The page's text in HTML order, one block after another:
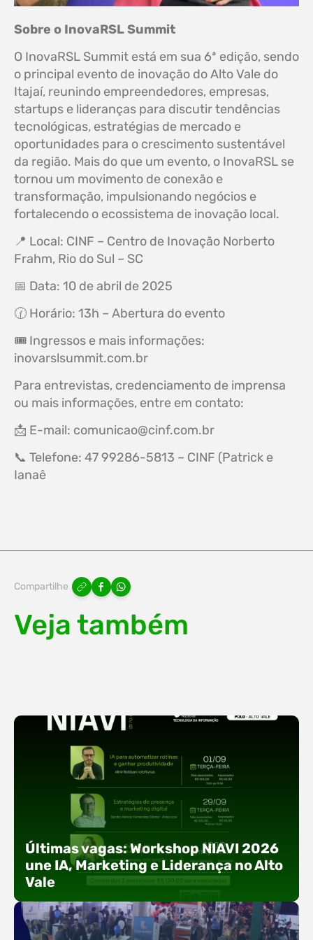
Sobre o InovaRSL Summit
O InovaRSL Summit está em sua 6ª edição, sendo
o principal evento de inovação do Alto Vale do
Itajaí, reunindo empreendedores, empresas,
startups e lideranças para discutir tendências
tecnológicas, estratégias de mercado e
oportunidades para o crescimento sustentável
da região. Mais do que um evento, o InovaRSL se
tornou um movimento de conexão e
transformação, impulsionando negócios e
fortalecendo o ecossistema de inovação local.
📍 Local: CINF – Centro de Inovação Norberto
Frahm, Rio do Sul – SC
📅 Data: 10 de abril de 2025
🕜 Horário: 13h – Abertura do evento
🎟 Ingressos e mais informações:
inovarslsummit.com.br
Para entrevistas, credenciamento de imprensa
ou mais informações, entre em contato:
📩 E-mail: comunicao@cinf.com.br
📞 Telefone: 47 99286-5813 – CINF (Patrick e
Ianaê
Compartilhe
Veja também
Últimas vagas: Workshop NIAVI 2026
une IA, Marketing e Liderança no Alto
Vale